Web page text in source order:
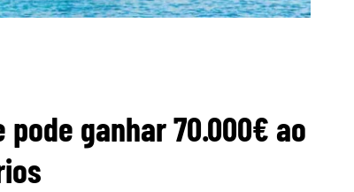
ganhar 70.000€ ao